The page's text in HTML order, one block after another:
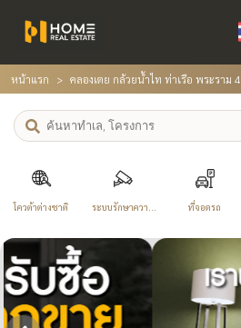
หน้าแรก คลองเตย กล้วยน้ำไท ท่าเรือ พระราม 4
โควต้าต่างชาติ ระบบรักษาความ ที่จอดรถ